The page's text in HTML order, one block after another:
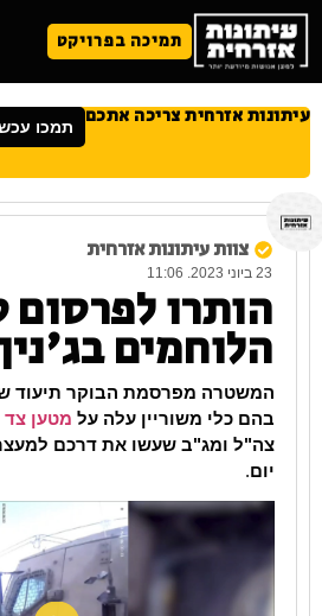
תמיכה בפרויקט
עיתונות אזרחית צריכה אתכם תמכו
צוות עיתונות אזרחית
23 ביוני 2023. 11:06
הותרו לפרסום
הלוחמים בג'נין
המשטרה מפרסמת הבוקר תיעוד
בהם כלי משוריין עלה על מטען צד
צה"ל ומג"ב שעשו את דרכם
יום.